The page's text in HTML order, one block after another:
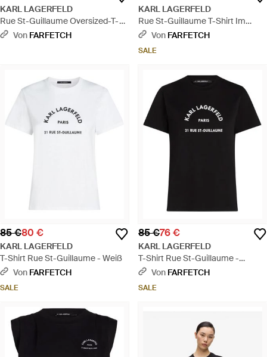
KARL LAGERFELD
Rue St-Guillaume Oversized-T-
Shirt - Weiß
Von FARFETCH
KARL LAGERFELD
Rue St-Guillaume T-Shirt Im
Glitter-Look - Weiß
Von FARFETCH
SALE
85 €80 €
KARL LAGERFELD
T-Shirt Rue St-Guillaume - Weiß
Von FARFETCH
SALE
85 €76 €
KARL LAGERFELD
T-Shirt Rue St-Guillaume -
Schwarz
Von FARFETCH
SALE